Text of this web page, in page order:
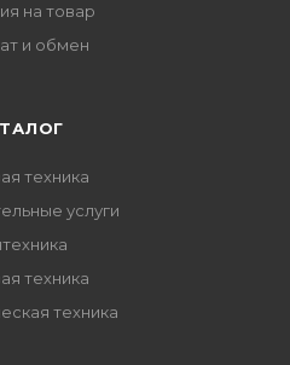
на товар
и обмен
техника
услуги
техника
техника